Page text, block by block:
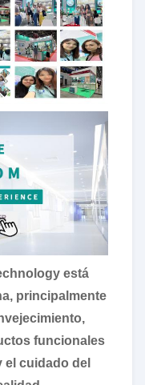
está
principalmente
funcionales
el cuidado del